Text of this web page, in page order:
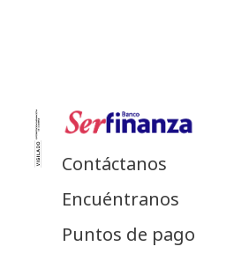
Contáctanos
Encuéntranos
Puntos de pago